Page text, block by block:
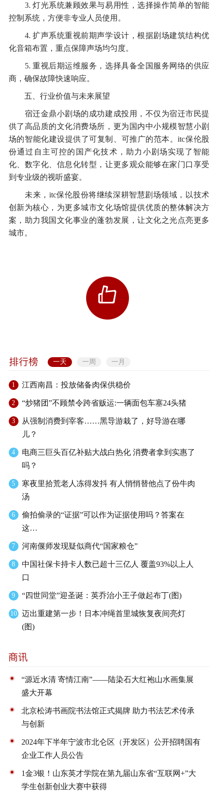
3. 灯光系统兼顾效果与易用性，选择操作简单的智能
控制系统，方便非专业人员使用。
4. 扩声系统重视前期声学设计，根据剧场建筑结构优
化音箱布置，重点保障声场均匀度。
5. 重视后期运维服务，选择具备全国服务网络的供应
商，确保故障快速响应。
五、行业价值与未来展望
宿迁金鼎小剧场的成功建成投用，不仅为宿迁市民提
供了高品质的文化消费场所，更为国内中小规模智慧小剧
场的智能化建设提供了可复制、可推广的范本。itc保伦股
份通过自主可控的国产化技术，助力小剧场实现了智能
化、数字化、信息化转型，让更多观众能够在家门口享受
到专业级的视听盛宴。
未来，itc保伦股份将继续深耕智慧剧场领域，以技术
创新为核心，为更多城市文化场馆提供优质的整体解决方
案，助力我国文化事业的蓬勃发展，让文化之光点亮更多
城市。
一天 一周 一月
1 江西南昌：投放储备肉保供稳价
2 “炒猪团”不顾禁令跨省贩运:一辆面包车塞24头猪
3
从强制消费到宰客……黑导游栽了，好导游在哪
儿？
4
电商三巨头百亿补贴大战白热化 消费者拿到实惠了
吗？
5
寒夜里拾荒老人冻得发抖 有人悄悄替他点了份牛肉
汤
6
偷拍偷录的“证据”可以作为证据使用吗？答案在
这…
7 河南偃师发现疑似商代“国家粮仓”
8
中国社保卡持卡人数已超十三亿人 覆盖93%以上人
口
9 “四世同堂”迎圣诞：英乔治小王子做起布丁(图)
10
迈出重建第一步！日本冲绳首里城恢复夜间亮灯
(图)
“源近水清 寄情江南”——陆染石大红袍山水画集展
盛大开幕
北京松涛书画院书法馆正式揭牌 助力书法艺术传承
与创新
2024年下半年宁波市北仑区（开发区）公开招聘国有
企业工作人员公告
1金3银！山东英才学院在第九届山东省“互联网+”大
学生创新创业大赛中获得